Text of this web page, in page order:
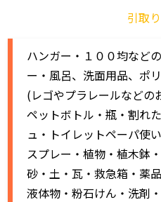
引取
ハンガー・１００均など
ー・風呂、洗面用品、ポ
(レゴやプラレールなどの
ペットボトル・瓶・割れ
ュ・トイレットペーパ使
スプレー・植物・植木鉢
砂・土・瓦・救急箱・薬品
液体物・粉石けん・洗剤